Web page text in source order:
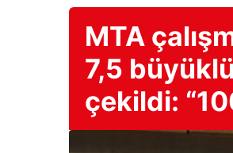
MTA
7,5
çekildi: